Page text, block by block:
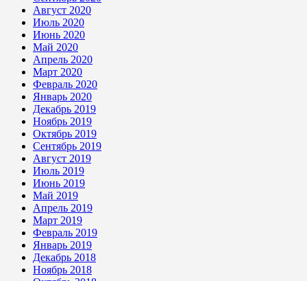
Август 2020
Июль 2020
Июнь 2020
Май 2020
Апрель 2020
Март 2020
Февраль 2020
Январь 2020
Декабрь 2019
Ноябрь 2019
Октябрь 2019
Сентябрь 2019
Август 2019
Июль 2019
Июнь 2019
Май 2019
Апрель 2019
Март 2019
Февраль 2019
Январь 2019
Декабрь 2018
Ноябрь 2018